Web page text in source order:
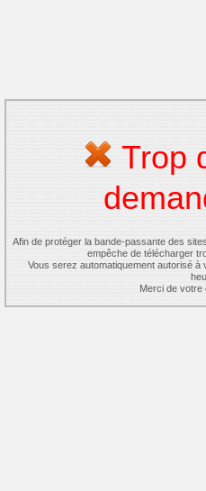
Trop
Afin de protéger la bande-passante des
empêche de télécharger
Vous serez automatiquement autorisé
Merci de votre